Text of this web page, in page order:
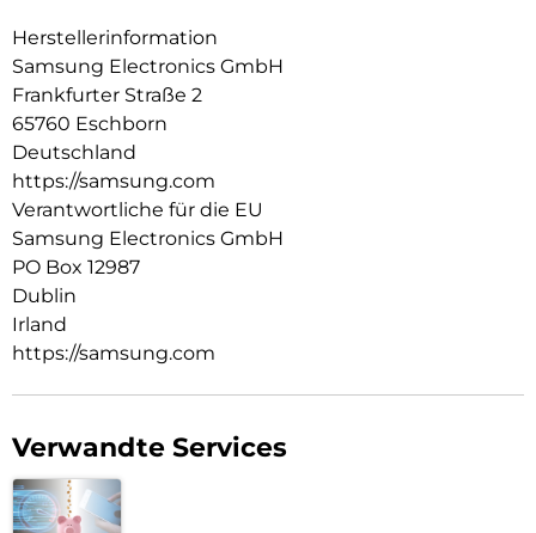
Herstellerinformation
Samsung Electronics GmbH
Frankfurter Straße 2
65760 Eschborn
Deutschland
https://samsung.com
Verantwortliche für die EU
Samsung Electronics GmbH
PO Box 12987
Dublin
Irland
https://samsung.com
Verwandte Services